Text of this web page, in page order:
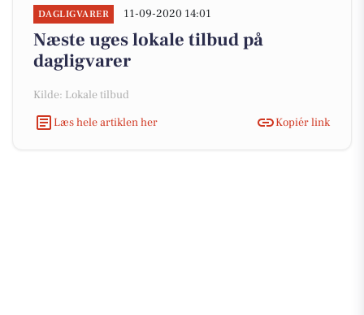
DAGLIGVARER 11-09-2020 14:01
Næste uges lokale tilbud på
dagligvarer
Kilde: Lokale tilbud
Læs hele artiklen her
Kopiér link